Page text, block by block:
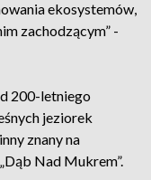
ekosystemów,
zachodzącym” -
200-letniego
jeziorek
znany na
Nad Mukrem”.